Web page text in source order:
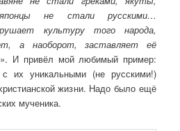
не стали русскими…
культуру того народа,
а наоборот, заставляет её
. И привёл мой любимый пример:
с их уникальными (не русскими!)
жизни. Надо было ещё
мученика.